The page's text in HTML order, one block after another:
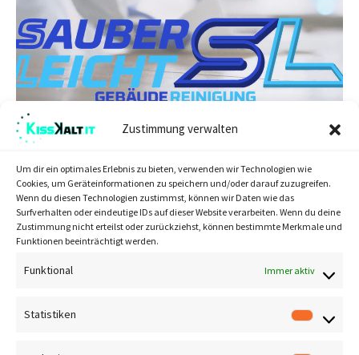
Zustimmung verwalten
Um dir ein optimales Erlebnis zu bieten, verwenden wir Technologien wie
Cookies, um Geräteinformationen zu speichern und/oder darauf zuzugreifen.
Wenn du diesen Technologien zustimmst, können wir Daten wie das
Surfverhalten oder eindeutige IDs auf dieser Website verarbeiten. Wenn du deine
Zustimmung nicht erteilst oder zurückziehst, können bestimmte Merkmale und
Funktionen beeinträchtigt werden.
Funktional Immer aktiv
Statistiken
ALLGEMEIN
Sauberleicht – Ein Jahr erfolgreiche
Zusammenarbeit